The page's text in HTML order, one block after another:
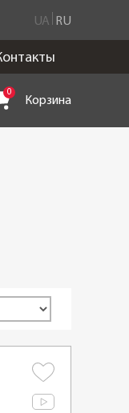
UA RU
0
Корзина